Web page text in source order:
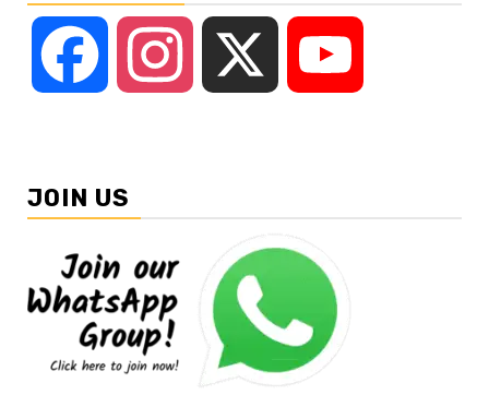
Facebook Instagram
JOIN US